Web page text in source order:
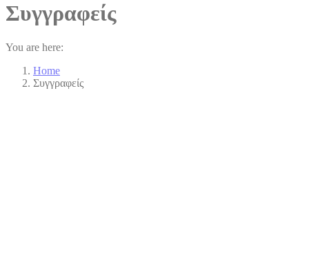
Συγγραφείς
You are here:
Home
Συγγραφείς